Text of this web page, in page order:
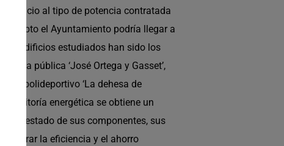
edificio al tipo de potencia contratada
el Ayuntamiento podría llegar a
edificios estudiados han sido los
pública ‘José Ortega y Gasset’,
polideportivo ‘La dehesa de
auditoría energética se obtiene un
el estado de sus componentes, sus
la eficiencia y el ahorro